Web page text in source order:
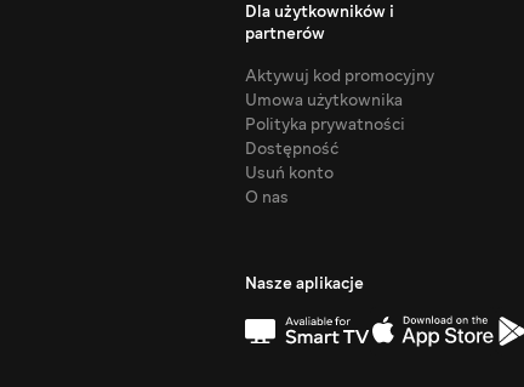
Dla użytkowników i
partnerów
Aktywuj kod promocyjny
Umowa użytkownika
Polityka prywatności
Dostępność
Usuń konto
O nas
Nasze aplikacje